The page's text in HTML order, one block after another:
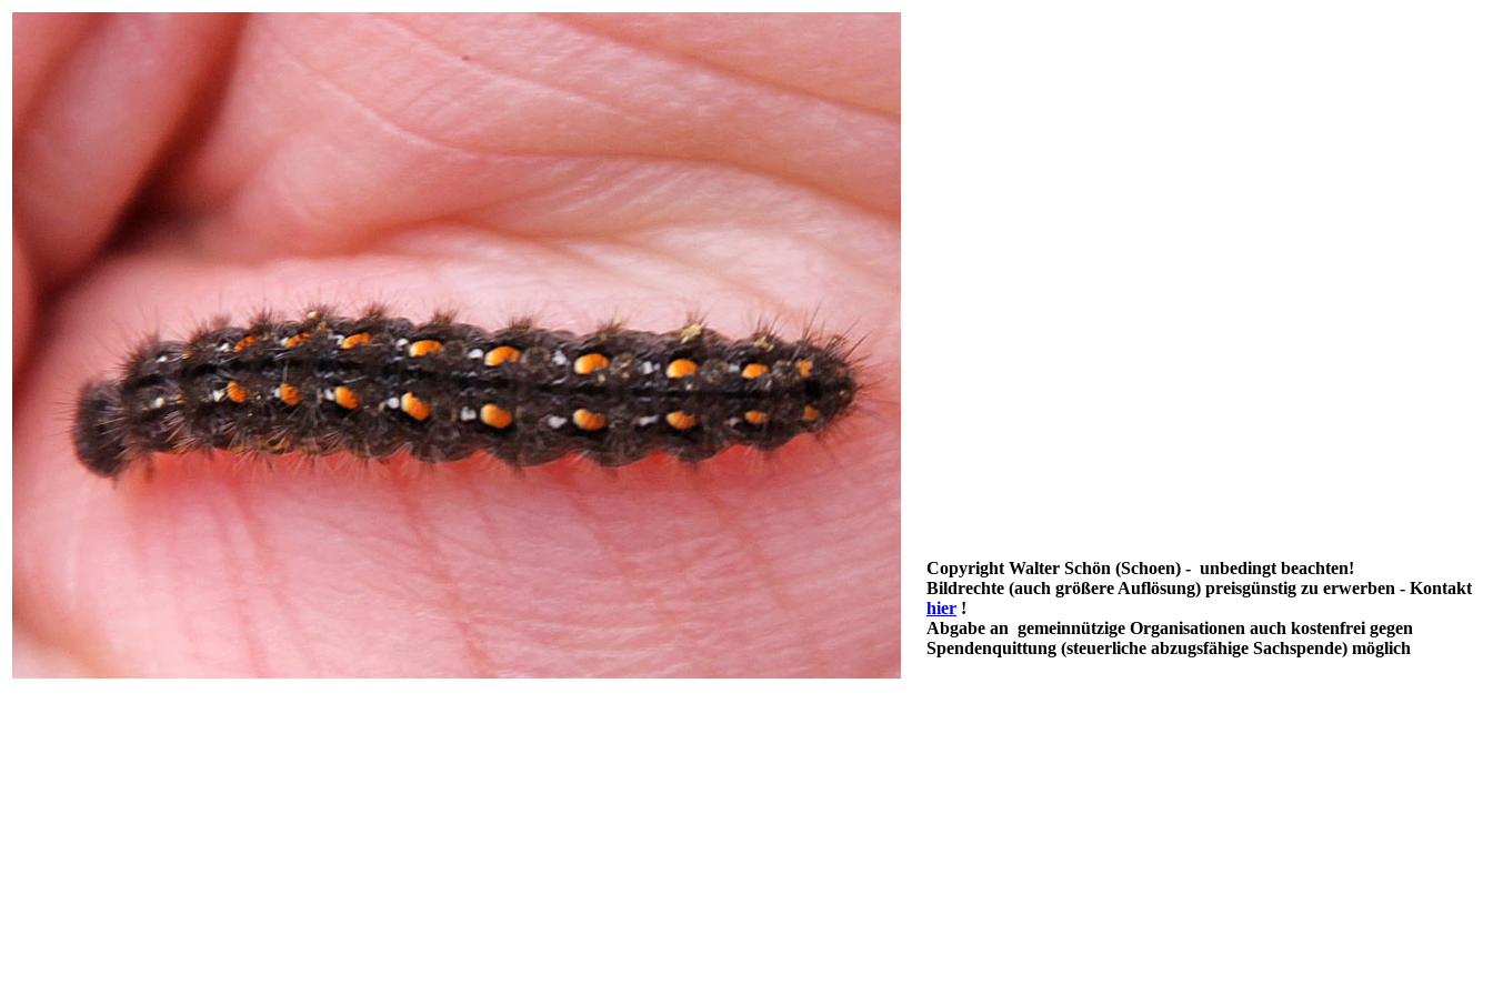
Copyright Walter Schön (Schoen) - unbedingt beachten!
Bildrechte (auch größere Auflösung) preisgünstig zu erwerben - Kontakt
hier !
Abgabe an gemeinnützige Organisationen auch kostenfrei gegen
Spendenquittung (steuerliche abzugsfähige Sachspende) möglich